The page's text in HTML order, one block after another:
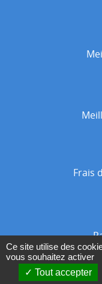
Frais
Ce site utilise des
vous souhaitez activer
Tout accepter